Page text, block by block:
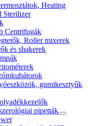
Heating
Sterilizer
Centrifugák
Roller mixerek
és shakerek
gumikesztyűk
pipetták